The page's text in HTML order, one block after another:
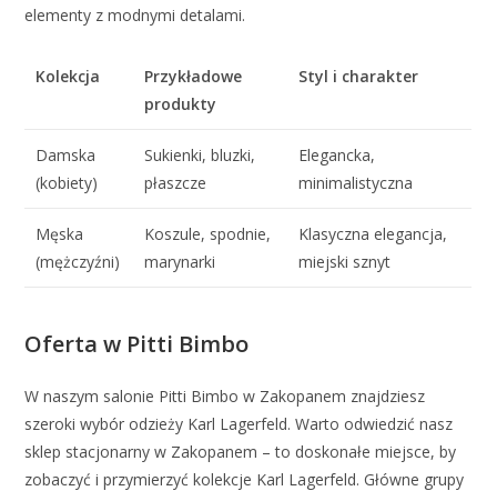
elementy z modnymi detalami.
Kolekcja
Przykładowe
produkty
Styl i charakter
Damska
(kobiety)
Sukienki, bluzki,
płaszcze
Elegancka,
minimalistyczna
Męska
(mężczyźni)
Koszule, spodnie,
marynarki
Klasyczna elegancja,
miejski sznyt
Oferta w Pitti Bimbo
W naszym salonie Pitti Bimbo w Zakopanem znajdziesz
szeroki wybór odzieży Karl Lagerfeld. Warto odwiedzić nasz
sklep stacjonarny w Zakopanem – to doskonałe miejsce, by
zobaczyć i przymierzyć kolekcje Karl Lagerfeld. Główne grupy